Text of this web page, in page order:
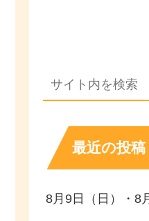
最近の投稿
8月9日（日）・8